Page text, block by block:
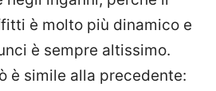
è molto più dinamico e
è sempre altissimo.
è simile alla precedente: